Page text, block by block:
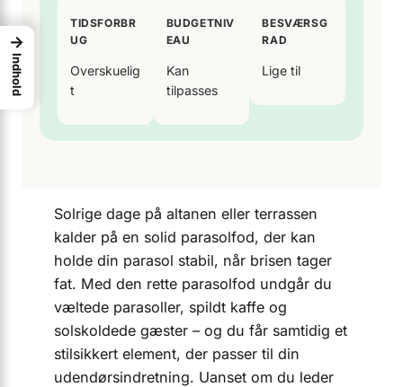
TIDSFORBR
UG
Overskuelig
t
BUDGETNIV
EAU
Kan
tilpasses
BESVÆRSG
RAD
Lige til
Solrige dage på altanen eller terrassen
kalder på en solid parasolfod, der kan
holde din parasol stabil, når brisen tager
fat. Med den rette parasolfod undgår du
væltede parasoller, spildt kaffe og
solskoldede gæster – og du får samtidig et
stilsikkert element, der passer til din
udendørsindretning. Uanset om du leder
→
Indhold